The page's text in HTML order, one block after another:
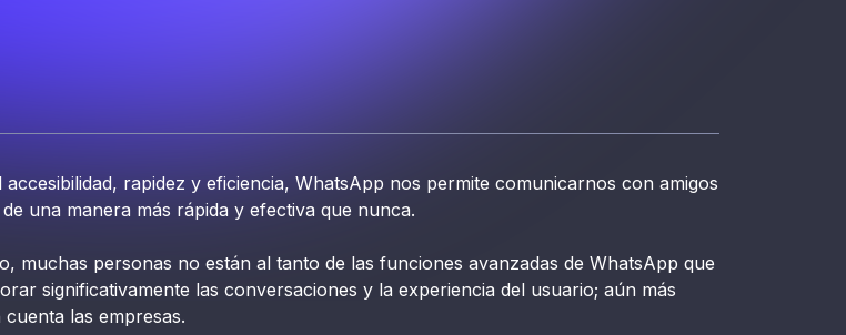
accesibilidad, rapidez y eficiencia, WhatsApp nos permite comunicarnos con amigos
una manera más rápida y efectiva que nunca.
muchas personas no están al tanto de las funciones avanzadas de WhatsApp que
significativamente las conversaciones y la experiencia del usuario; aún más
las empresas.